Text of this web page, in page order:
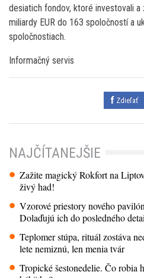
desiatich fondov, ktoré investovali a
miliardy EUR do 163 spoločností a
spoločnostiach.
Informačný servis
Zdieľať
NAJČÍTANEJŠIE
Zažite magický Rokfort na
živý had!
Vzorové priestory nového
Dolaďujú ich do posledného
Teplomer stúpa, rituál zostáva
lete nemiznú, len menia tvár
Tropické šestonedelie. Čo robia